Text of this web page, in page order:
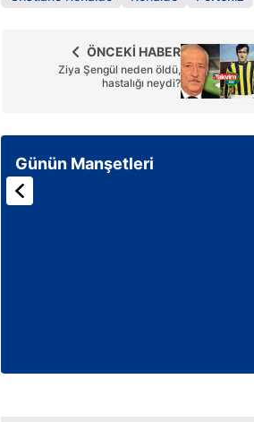
ÖNCEKİ HABER
Ziya Şengül neden öldü,
hastalığı neydi?
Günün Manşetleri